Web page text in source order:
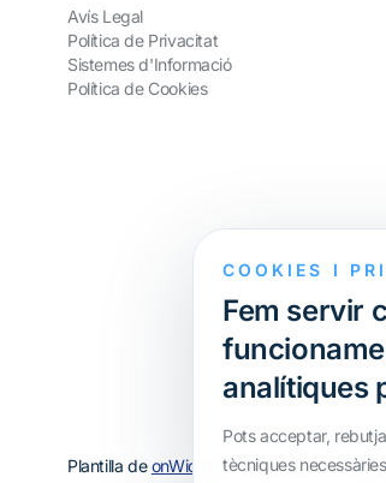
Avís Legal
Política de Privacitat
Sistemes d'Informació
Política de Cookies
Plantilla deonWidget, modificada perALS
COOKIES I
Fem servir
analítiques
Pots acceptar,
tècniques